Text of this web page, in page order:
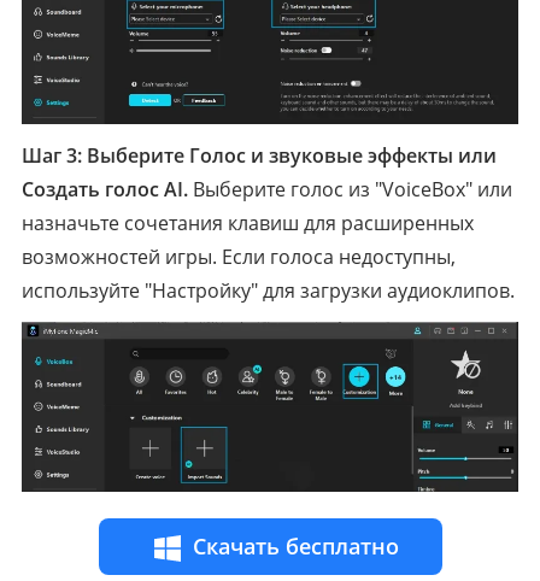
Шаг 3: Выберите Голос и звуковые эффекты или
Создать голос AI. Выберите голос из "VoiceBox" или
назначьте сочетания клавиш для расширенных
возможностей игры. Если голоса недоступны,
используйте "Настройку" для загрузки аудиоклипов.
Скачать бесплатно